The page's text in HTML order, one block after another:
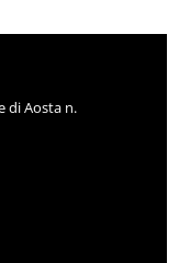
di Aosta n.